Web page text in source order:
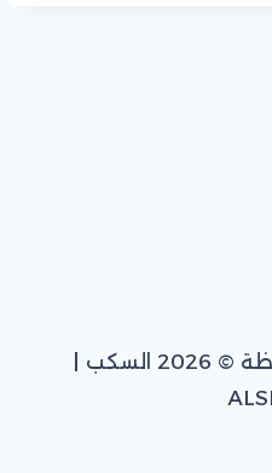
جميع الحقوق محفوظة © 2026 السكب |